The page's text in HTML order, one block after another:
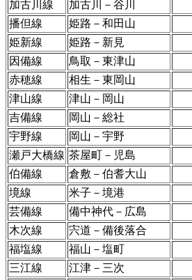
加古川線
加古川－谷川
播但線
姫路－和田山
姫新線
姫路－新見
因備線
鳥取－東津山
赤穂線
相生－東岡山
津山線
津山－岡山
吉備線
岡山－総社
宇野線
岡山－宇野
瀬戸大橋線 茶屋町－児島
伯備線
倉敷－伯耆大山
境線
米子－境港
芸備線
備中神代－広島
木次線
宍道－備後落合
福塩線
福山－塩町
三江線
江津－三次